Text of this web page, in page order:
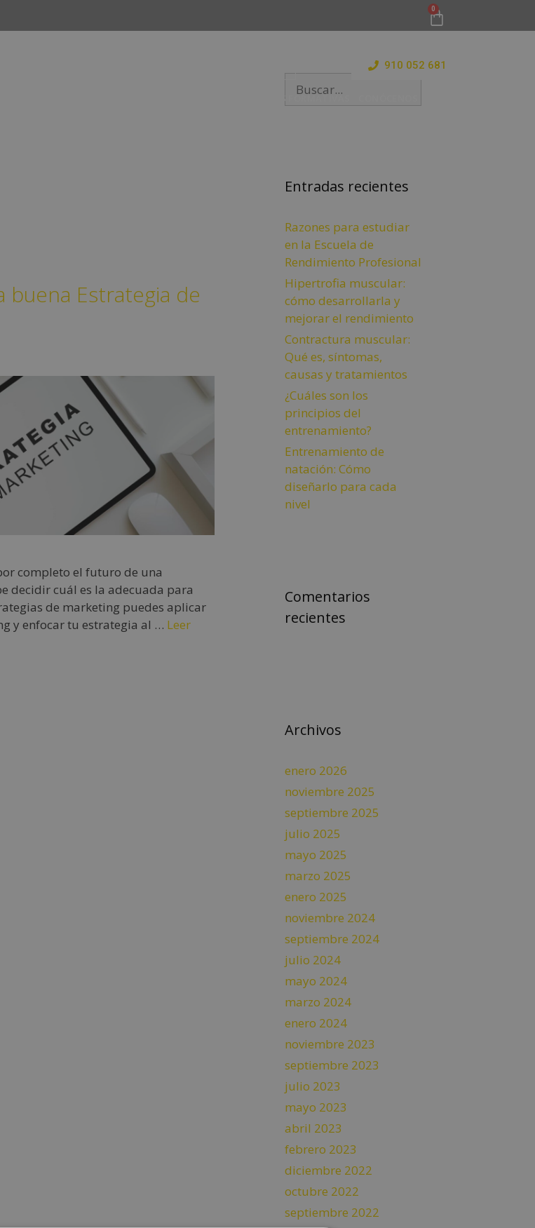
910 052 681
EMPLEO Y ESTANCIAS FORMATIVAS
buena Estrategia de
completo el futuro de una
decidir cuál es la adecuada para
de marketing puedes aplicar
y enfocar tu estrategia al … Leer
Entradas recientes
Razones para estudiar
en la Escuela de
Rendimiento Profesional
Hipertrofia muscular:
cómo desarrollarla y
mejorar el rendimiento
Contractura muscular:
Qué es, síntomas,
causas y tratamientos
¿Cuáles son los
principios del
entrenamiento?
Entrenamiento de
natación: Cómo
diseñarlo para cada
nivel
Comentarios
recientes
Archivos
enero 2026
noviembre 2025
septiembre 2025
julio 2025
mayo 2025
marzo 2025
enero 2025
noviembre 2024
septiembre 2024
julio 2024
mayo 2024
marzo 2024
enero 2024
noviembre 2023
septiembre 2023
julio 2023
mayo 2023
abril 2023
febrero 2023
diciembre 2022
octubre 2022
septiembre 2022